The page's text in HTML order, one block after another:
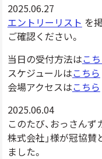
2025.06.27
エントリーリスト を
ご確認ください。
当日の受付方法はこ
スケジュールはこちら
会場アクセスはこちら
2025.06.04
このたび、おっさんず
株式会社」様が冠協
ました。